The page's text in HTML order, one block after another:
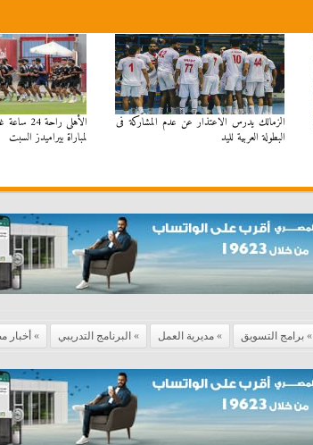
الزمالك يدرس الاعتذار عن عدم المشاركة فى
البطولة العربية لليد
الأهلى
لمباراة بيراميدز السبت
برامج التسويق مديرية العمل البرنامج التدريبي أخبار